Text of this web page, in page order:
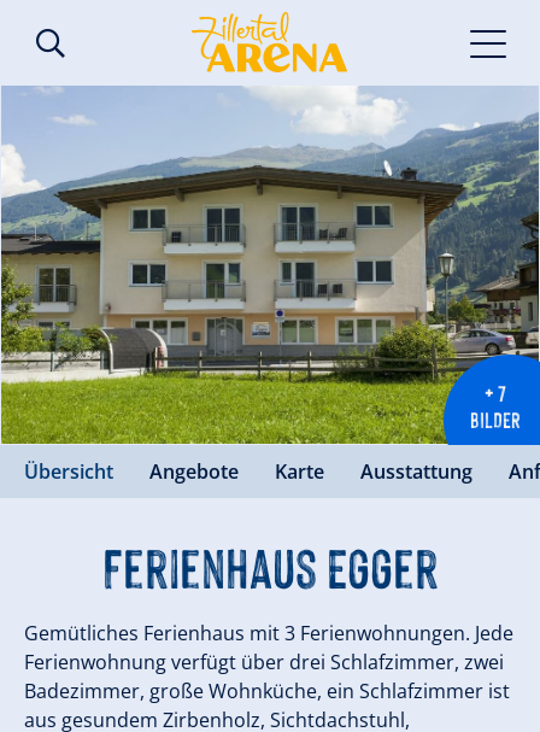
+ 7
BILDER
Übersicht Angebote Karte Ausstattung
Ferienhaus Egger
Gemütliches Ferienhaus mit 3 Ferienwohnungen. Jede
Ferienwohnung verfügt über drei Schlafzimmer, zwei
Badezimmer, große Wohnküche, ein Schlafzimmer ist
aus gesundem Zirbenholz, Sichtdachstuhl,